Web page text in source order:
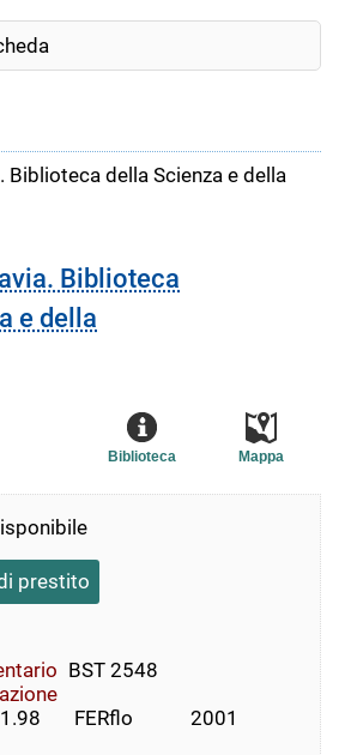
Biblioteca della Scienza e della
Biblioteca
e della
Mappa
Biblioteca
prestito
BST 2548
FERflo            2001